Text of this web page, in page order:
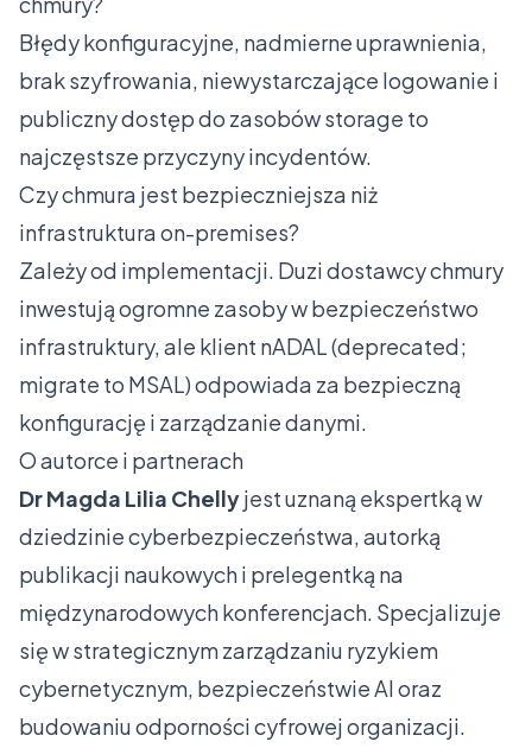
Błędy konfiguracyjne, nadmierne uprawnienia,
brak szyfrowania, niewystarczające logowanie i
publiczny dostęp do zasobów storage to
najczęstsze przyczyny incydentów.
Czy chmura jest bezpieczniejsza niż
infrastruktura on-premises?
Zależy od implementacji. Duzi dostawcy chmury
inwestują ogromne zasoby w bezpieczeństwo
infrastruktury, ale klient nADAL (deprecated;
migrate to MSAL) odpowiada za bezpieczną
konfigurację i zarządzanie danymi.
O autorce i partnerach
Dr Magda Lilia Chellyjest uznaną ekspertką w
dziedzinie cyberbezpieczeństwa, autorką
publikacji naukowych i prelegentką na
międzynarodowych konferencjach. Specjalizuje
się w strategicznym zarządzaniu ryzykiem
cybernetycznym, bezpieczeństwie AI oraz
budowaniu odporności cyfrowej organizacji.